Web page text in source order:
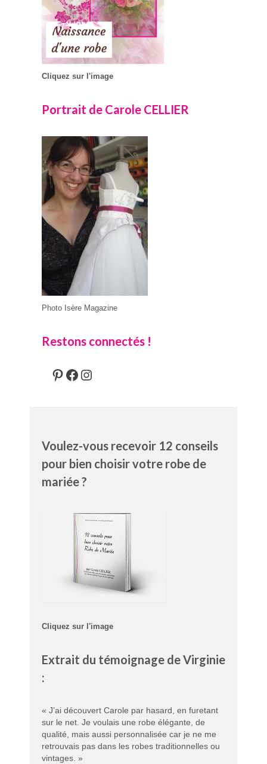
Cliquez sur l'image
Portrait de Carole CELLIER
Photo Isère Magazine
Restons connectés !
Pinterest
Facebook
Instagram
Voulez-vous recevoir 12 conseils
pour bien choisir votre robe de
mariée ?
Cliquez sur l'image
Extrait du témoignage de Virginie
:
« J’ai découvert Carole par hasard, en furetant
sur le net. Je voulais une robe élégante, de
qualité, mais aussi personnalisée car je ne me
retrouvais pas dans les robes traditionnelles ou
vintages. »